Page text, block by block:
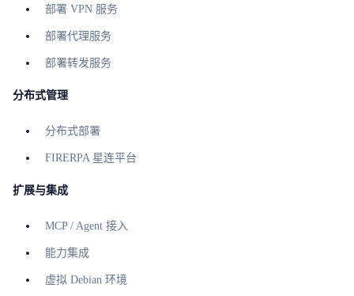
部署 VPN 服务
部署代理服务
部署转发服务
分布式管理
分布式部署
FIRERPA 星连平台
扩展与集成
MCP / Agent 接入
能力集成
虚拟 Debian 环境